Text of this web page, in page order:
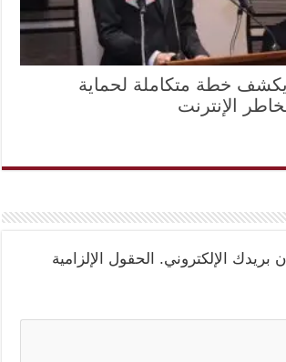
خطة متكاملة لحماية
الإنترنت
بريدك الإلكتروني.
الحقول الإلزامية